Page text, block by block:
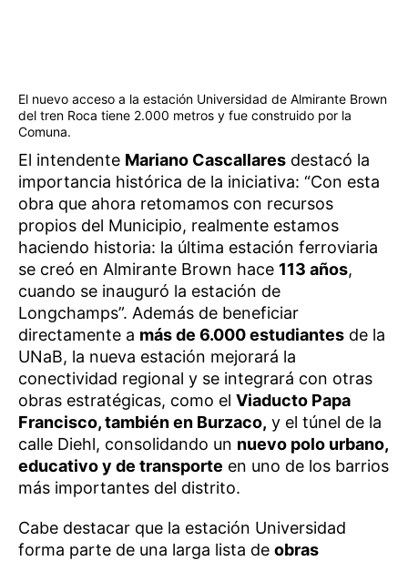
El nuevo acceso a la estación Universidad de Almirante Brown
del tren Roca tiene 2.000 metros y fue construido por la
Comuna.
El intendente Mariano Cascallares destacó la
importancia histórica de la iniciativa: “Con esta
obra que ahora retomamos con recursos
propios del Municipio, realmente estamos
haciendo historia: la última estación ferroviaria
se creó en Almirante Brown hace 113 años,
cuando se inauguró la estación de
Longchamps”. Además de beneficiar
directamente a más de 6.000 estudiantes de la
UNaB, la nueva estación mejorará la
conectividad regional y se integrará con otras
obras estratégicas, como el Viaducto Papa
Francisco, también en Burzaco, y el túnel de la
calle Diehl, consolidando un nuevo polo urbano,
educativo y de transporte en uno de los barrios
más importantes del distrito.
Cabe destacar que la estación Universidad
forma parte de una larga lista de obras